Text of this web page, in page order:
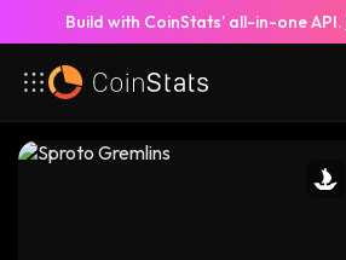
Build with CoinStats’ all-in-one API.